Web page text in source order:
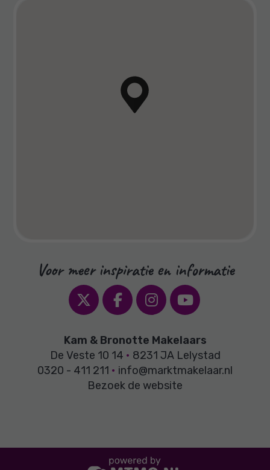
Voor meer inspiratie en informatie
Kam & Bronotte Makelaars
De Veste 10 14 • 8231 JA Lelystad
0320 - 411 211 • info@marktmakelaar.nl
Bezoek de website